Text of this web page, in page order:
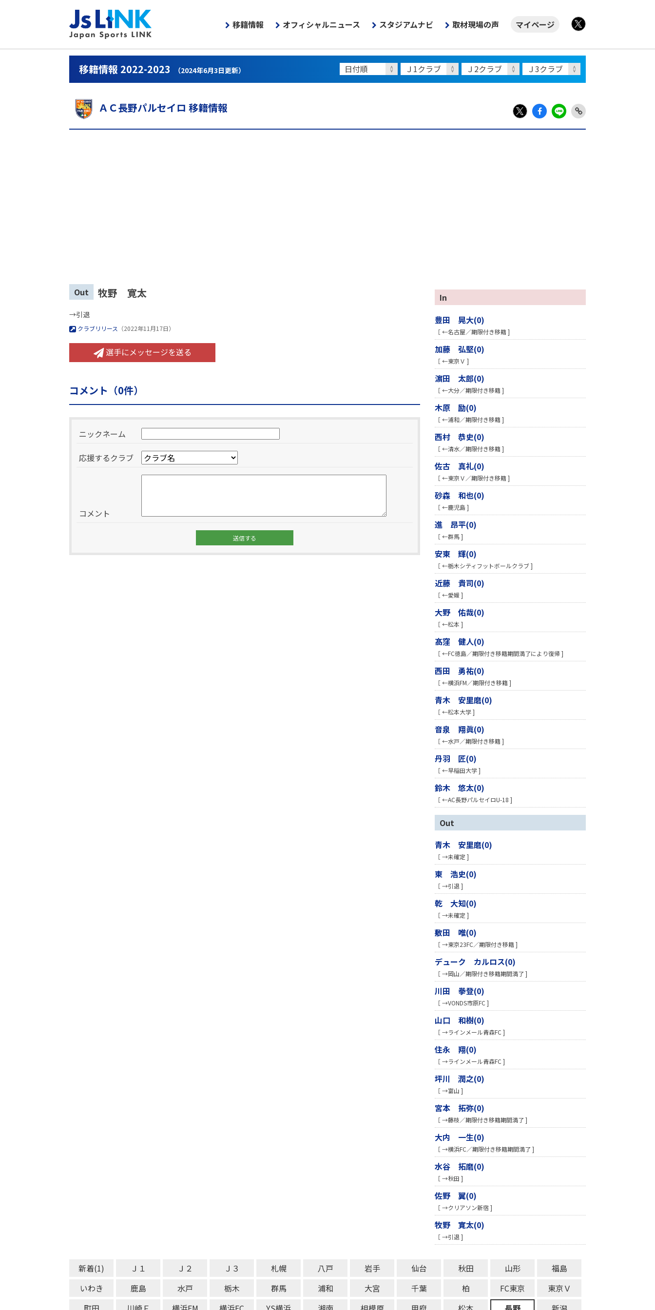
移籍情報 オフィシャルニュース スタジアムナビ 取材現場の声
マイページ
移籍情報 2022-2023 （2024年6月3日更新）
ＡＣ長野パルセイロ 移籍情報
X
Fac LIN Link
Out 牧野 寛太
→引退
クラブリリース （2022年11月17日）
選手にメッセージを送る
コメント（0件）
ニックネーム
応援するクラブ
コメント
In
豊田 晃大(0)
［ ←名古屋／期限付き移籍 ]
加藤 弘堅(0)
［ ←東京Ｖ ]
濵田 太郎(0)
［ ←大分／期限付き移籍 ]
木原 励(0)
［ ←浦和／期限付き移籍 ]
西村 恭史(0)
［ ←清水／期限付き移籍 ]
佐古 真礼(0)
［ ←東京Ｖ／期限付き移籍 ]
砂森 和也(0)
［ ←鹿児島 ]
進 昂平(0)
［ ←群馬 ]
安東 輝(0)
［ ←栃木シティフットボールクラブ ]
近藤 貴司(0)
［ ←愛媛 ]
大野 佑哉(0)
［ ←松本 ]
髙窪 健人(0)
［ ←FC徳島／期限付き移籍期間満了により復帰 ]
西田 勇祐(0)
［ ←横浜FM／期限付き移籍 ]
青木 安里磨(0)
［ ←松本大学 ]
音泉 翔眞(0)
［ ←水戸／期限付き移籍 ]
丹羽 匠(0)
［ ←早稲田大学 ]
鈴木 悠太(0)
［ ←AC長野パルセイロU-18 ]
Out
青木 安里磨(0)
［ →未確定 ]
東 浩史(0)
［ →引退 ]
乾 大知(0)
［ →未確定 ]
敷田 唯(0)
［ →東京23FC／期限付き移籍 ]
デューク カルロス(0)
［ →岡山／期限付き移籍期間満了 ]
川田 拳登(0)
［ →VONDS市原FC ]
山口 和樹(0)
［ →ラインメール青森FC ]
住永 翔(0)
［ →ラインメール青森FC ]
坪川 潤之(0)
［ →富山 ]
宮本 拓弥(0)
［ →藤枝／期限付き移籍期間満了 ]
大内 一生(0)
［ →横浜FC／期限付き移籍期間満了 ]
水谷 拓磨(0)
［ →秋田 ]
佐野 翼(0)
［ →クリアソン新宿 ]
牧野 寛太(0)
［ →引退 ]
新着(1) Ｊ１ Ｊ２ Ｊ３ 札幌 八戸 岩手 仙台 秋田 山形
福島
いわき
鹿島 水戸 栃木 群馬 浦和 大宮 千葉 柏 FC東京
東京Ｖ